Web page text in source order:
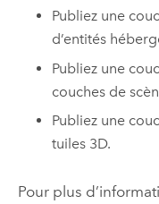
Publiez une
d’entités
Publiez une
couches de
Publiez une
tuiles 3D.
Pour plus